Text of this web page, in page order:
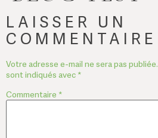
LAISSER UN
COMMENTAIRE
Votre adresse e-mail ne sera pas publiée.
sont indiqués avec *
Commentaire *